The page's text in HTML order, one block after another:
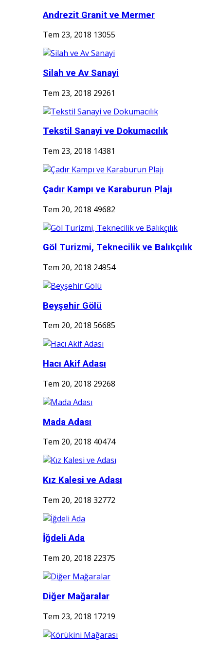
Andrezit Granit ve Mermer
Tem 23, 2018 13055
Silah ve Av Sanayi
Tem 23, 2018 29261
Tekstil Sanayi ve Dokumacılık
Tem 23, 2018 14381
Çadır Kampı ve Karaburun Plajı
Tem 20, 2018 49682
Göl Turizmi, Teknecilik ve Balıkçılık
Tem 20, 2018 24954
Beyşehir Gölü
Tem 20, 2018 56685
Hacı Akif Adası
Tem 20, 2018 29268
Mada Adası
Tem 20, 2018 40474
Kız Kalesi ve Adası
Tem 20, 2018 32772
İğdeli Ada
Tem 20, 2018 22375
Diğer Mağaralar
Tem 23, 2018 17219